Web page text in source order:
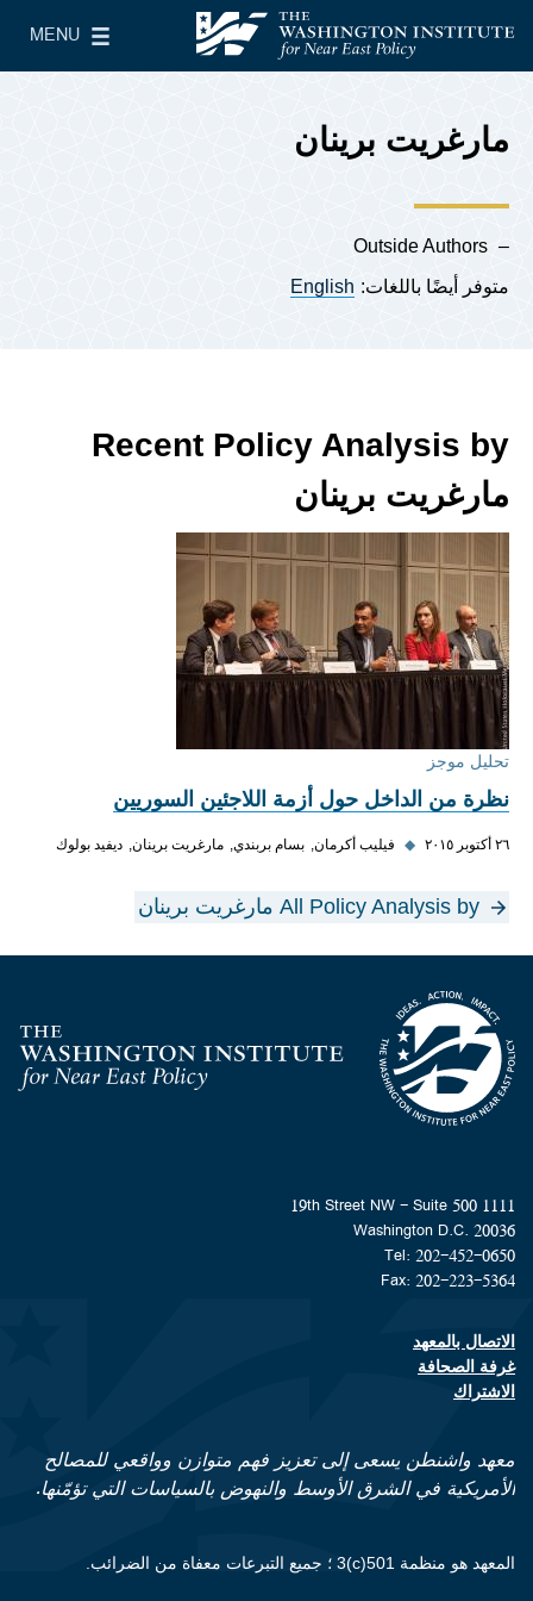
معهد واشنطن لسياسات الشرق الأدنى
MENU
Main Menu
مارغريت برينان
Outside Authors
متوفر أيضًا باللغات: English
Recent Policy Analysis by
مارغريت برينان
تحليل موجز
نظرة من الداخل حول أزمة اللاجئين السوريين
٢٦ أكتوبر ٢٠١٥ ◆ فيليب أكرمان بسام بربندي مارغريت برينان ديفيد بولوك
All Policy Analysis by مارغريت برينان
Homepage
1111 19th Street NW - Suite 500
Washington D.C. 20036
Tel: 202-452-0650
Fax: 202-223-5364
Footer contact links
الاتصال بالمعهد
غرفة الصحافة
الاشتراك
معهد واشنطن يسعى إلى تعزيز فهم متوازن وواقعي للمصالح
الأمريكية في الشرق الأوسط والنهوض بالسياسات التي تؤمّنها.
المعهد هو منظمة 501(c)3 ؛ جميع التبرعات معفاة من الضرائب.